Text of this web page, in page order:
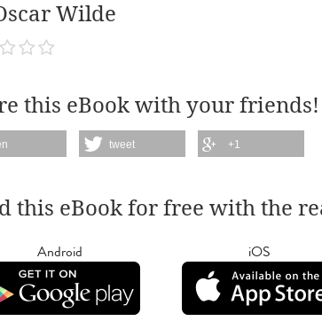
Wilde
this eBook with your friends!
tweet +1
this eBook for free with the
Android iOS